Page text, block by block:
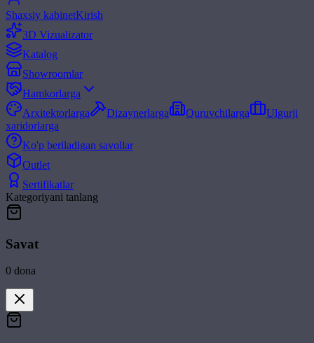
Shaxsiy kabinetKirish
3D Vizualizator
Katalog
Showroomlar
Hamkorlarga
Arxitektorlarga
Dizaynerlarga Quruvchilarga
Ulgurji
xaridorlarga
Ko'p beriladigan savollar
Outlet
Sertifikatlar
Kategoriyani tanlang
Savat
0 dona